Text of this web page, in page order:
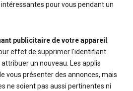
pour vous pendant un
publicitaire de votre appareil
effet de supprimer l'identifiant
un nouveau. Les applis
vous présenter des annonces, mais
ne soient pas aussi pertinentes ni